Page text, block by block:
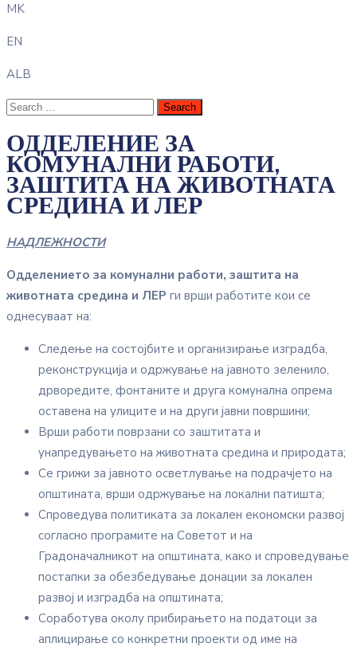
MK
EN
ALB
ОДДЕЛЕНИЕ ЗА
КОМУНАЛНИ РАБОТИ,
ЗАШТИТА НА ЖИВОТНАТА
СРЕДИНА И ЛЕР
НАДЛЕЖНОСТИ
Одделението за комунални работи, заштита на
животната средина и ЛЕР ги врши работите кои се
однесуваат на:
Следење на состојбите и организирање изградба,
реконструкција и одржување на јавното зеленило,
дрворедите, фонтаните и друга комунална опрема
оставена на улиците и на други јавни површини;
Врши работи поврзани со заштитата и
унапредувањето на животната средина и природата;
Се грижи за јавното осветлување на подрачјето на
општината, врши одржување на локални патишта;
Спроведува политиката за локален економски развој
согласно програмите на Советот и на
Градоначалникот на општината, како и спроведување
постапки за обезбедување донации за локален
развој и изградба на општината;
Соработува околу прибирањето на податоци за
аплицирање со конкретни проекти од име на